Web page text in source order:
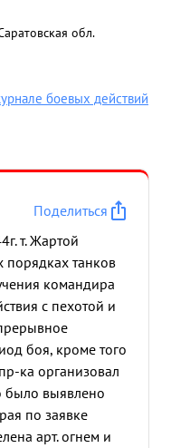
обл.
боевых действий
Поделиться
т. Жартой
порядках танков
командира
с пехотой и
боя, кроме того
ка организовал
было выявлено
по заявке
арт. огнем и